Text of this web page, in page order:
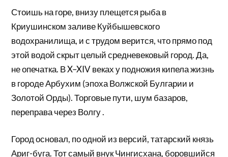
Стоишь на горе, внизу плещется рыба в
Криушинском заливе Куйбышевского
водохранилища, и с трудом верится, что прямо под
этой водой скрыт целый средневековый город. Да,
не опечатка. В X–XIV веках у подножия кипела жизнь
в городе Арбухим (эпоха Волжской Булгарии и
Золотой Орды). Торговые пути, шум базаров,
переправа через Волгу .
Город основал, по одной из версий, татарский князь
Ариг-буга. Тот самый внук Чингисхана, боровшийся